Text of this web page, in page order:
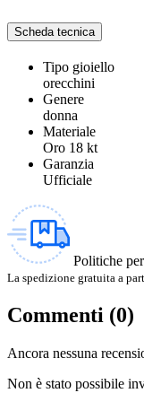
Scheda tecnica
Tipo gioiello
orecchini
Genere
donna
Materiale
Oro 18 kt
Garanzia
Ufficiale
Politiche
La spedizione gratuita a
Commenti (0)
Ancora nessuna
Non è stato possibile